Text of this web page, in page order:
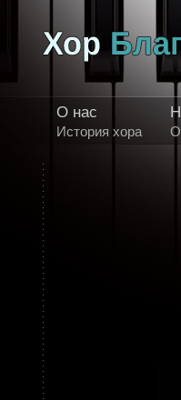
О нас
История хора